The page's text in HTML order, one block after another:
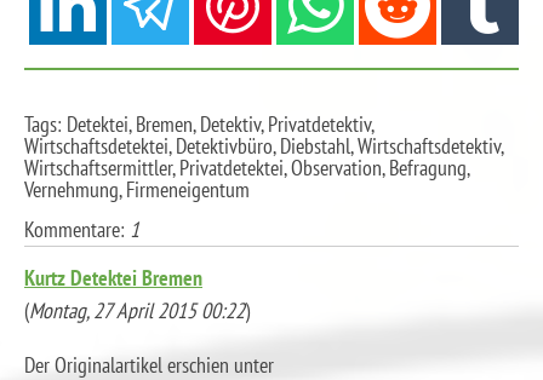
Tags: Detektei, Bremen, Detektiv, Privatdetektiv,
Wirtschaftsdetektei, Detektivbüro, Diebstahl, Wirtschaftsdetektiv,
Wirtschaftsermittler, Privatdetektei, Observation, Befragung,
Vernehmung, Firmeneigentum
Kommentare: 1
Kurtz Detektei Bremen
(Montag, 27 April 2015 00:22)
Der Originalartikel erschien unter